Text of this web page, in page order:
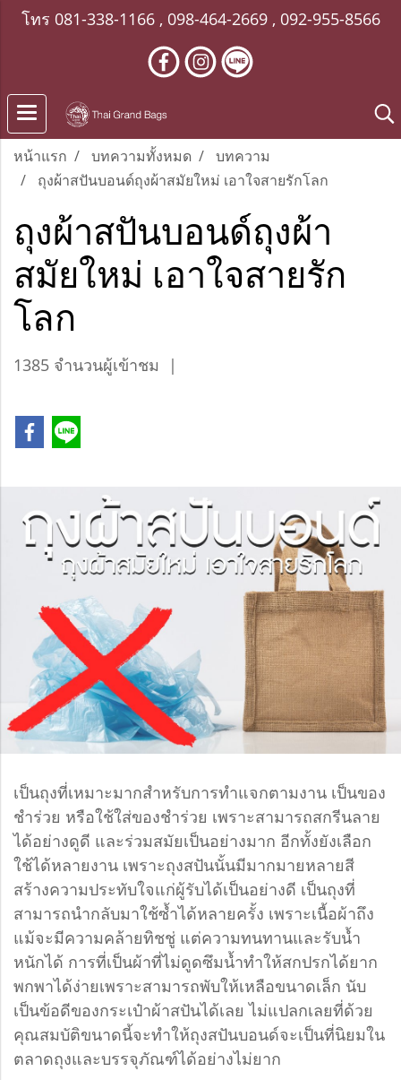
โทร 081-338-1166, 098-464-2669, 092-955-8566
หน้าแรก บทความทั้งหมด
บทความ
ถุงผ้าสปันบอนด์ถุงผ้าสมัยใหม่ เอาใจสายรักโลก
ถุงผ้าสปันบอนด์ถุงผ้า
สมัยใหม่ เอาใจสายรัก
โลก
1385 จำนวนผู้เข้าชม |
เป็นถุงที่เหมาะมากสำหรับการทำแจกตามงาน เป็นของ
ชำร่วย หรือใช้ใส่ของชำร่วย เพราะสามารถสกรีนลาย
ได้อย่างดูดี และร่วมสมัยเป็นอย่างมาก อีกทั้งยังเลือก
ใช้ได้หลายงาน เพราะถุงสปันนั้นมีมากมายหลายสี
สร้างความประทับใจแก่ผู้รับได้เป็นอย่างดี เป็นถุงที่
สามารถนำกลับมาใช้ซ้ำได้หลายครั้ง เพราะเนื้อผ้าถึง
แม้จะมีความคล้ายทิชชู่ แต่ความทนทานและรับน้ำ
หนักได้ การที่เป็นผ้าที่ไม่ดูดซึมน้ำทำให้สกปรกได้ยาก
พกพาได้ง่ายเพราะสามารถพับให้เหลือขนาดเล็ก นับ
เป็นข้อดีของกระเป๋าผ้าสปันได้เลย ไม่แปลกเลยที่ด้วย
คุณสมบัติขนาดนี้จะทำให้ถุงสปันบอนด์จะเป็นที่นิยมใน
ตลาดถุงและบรรจุภัณฑ์ได้อย่างไม่ยาก